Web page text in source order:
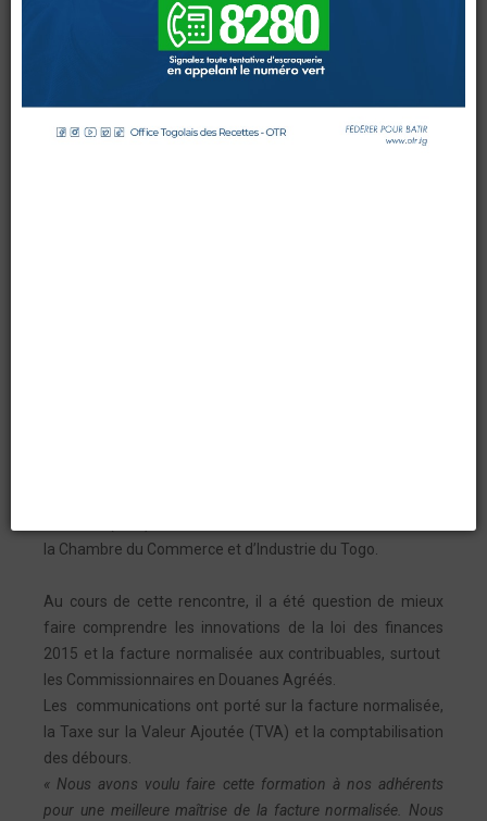
DOUANES
Douane Togolaise
CADASTRE &
NORMALISEE
Mis à jour : 26 août 2015
Affichages : 5411
la Chambre du Commerce et d’Industrie du Togo.
Au cours de cette rencontre, il a été question de mieux
faire comprendre les innovations de la loi des finances
2015 et la facture normalisée aux contribuables, surtout
les Commissionnaires en Douanes Agréés.
Les communications ont porté sur la facture normalisée,
la Taxe sur la Valeur Ajoutée (TVA) et la comptabilisation
des débours.
« Nous avons voulu faire cette formation à nos adhérents
pour une meilleure maîtrise de la facture normalisée. Nous